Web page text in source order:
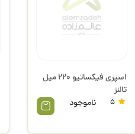
اسپری فیکساتیو 220 میل
تالنز
ناموجود